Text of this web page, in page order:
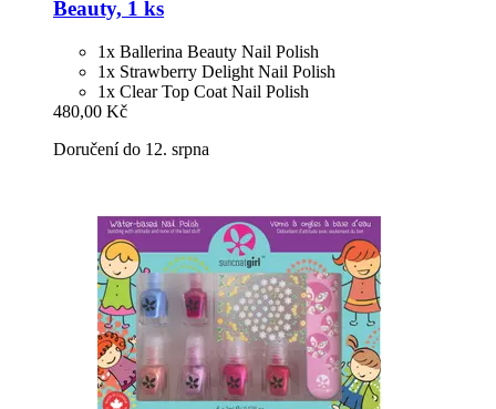
Beauty, 1 ks
1x Ballerina Beauty Nail Polish
1x Strawberry Delight Nail Polish
1x Clear Top Coat Nail Polish
480,00 Kč
Doručení do 12. srpna